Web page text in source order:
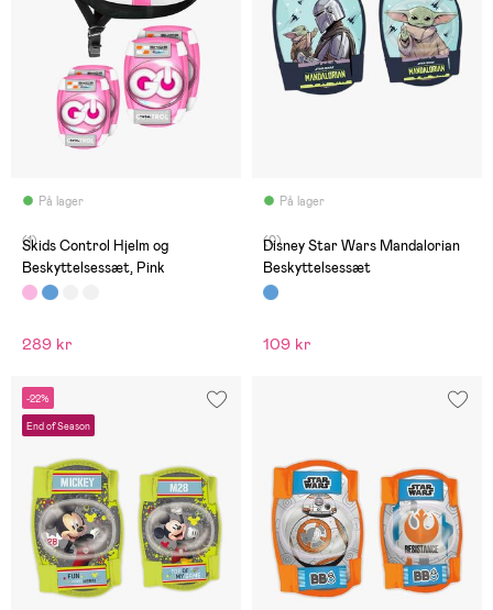
På lager
(1)
Skids Control Hjelm og
Beskyttelsessæt, Pink
289 kr
På lager
(0)
Disney Star Wars Mandalorian
Beskyttelsessæt
109 kr
-22%
End of Season